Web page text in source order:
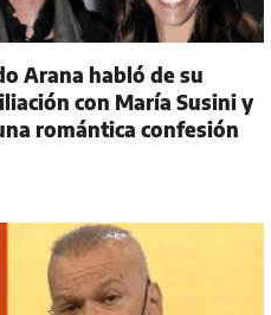
Arana habló de su
con María Susini y
romántica confesión